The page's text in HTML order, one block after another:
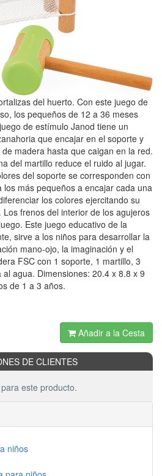
del huerto. Con este juego de
los pequeños de 12 a 36 meses
de estímulo Janod tiene un
que encajar en el soporte y
madera hasta que caigan en la red.
del martillo reduce el ruido al jugar.
del soporte se corresponden con
más pequeños a encajar cada una
los colores ejercitando su
frenos del interior de los agujeros
Este juego educativo de la
sirve a los niños para desarrollar la
mano-ojo, la imaginación y el
FSC con 1 soporte, 1 martillo, 3
agua. Dimensiones: 20.4 x 8.8 x 9
de 1 a 3 años.
Añadir a la Cesta
DE CLIENTES
este producto.
niños